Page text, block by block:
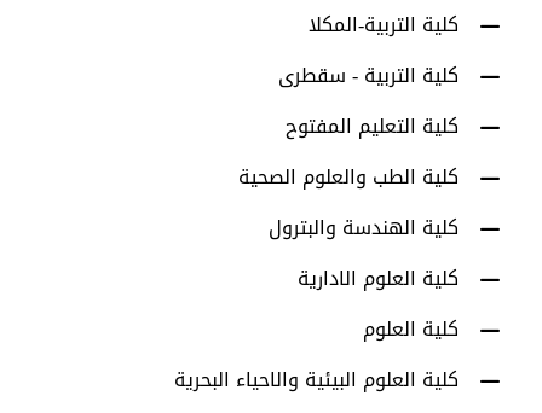
كلية التربية-المكلا
كلية التربية - سقطرى
كلية التعليم المفتوح
كلية الطب والعلوم الصحية
كلية الهندسة والبترول
كلية العلوم الادارية
كلية العلوم
كلية العلوم البيئية والاحياء البحرية